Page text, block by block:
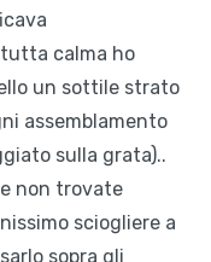
calma ho
un sottile strato
assemblamento
sulla grata)..
non trovate
sciogliere a
sopra gli